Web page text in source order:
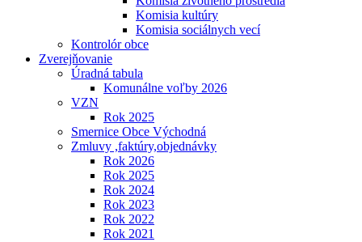
Komisia kultúry
Komisia sociálnych vecí
Kontrolór obce
Zverejňovanie
Úradná tabula
Komunálne voľby 2026
VZN
Rok 2025
Smernice Obce Východná
Zmluvy ,faktúry,objednávky
Rok 2026
Rok 2025
Rok 2024
Rok 2023
Rok 2022
Rok 2021